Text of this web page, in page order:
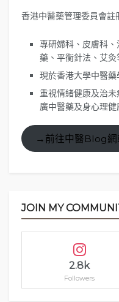
以下內容為影片的文字
1. 住宿
茄雲這次和家人於 銀
住宿，一泊二食（早
（約HKD$1015）。
香港中醫藥管理委員會註
專研婦科、皮膚科
藥、平衡針法、艾灸
現於香港大學中醫藥
重視情緒健康及治
廣中醫藥及身心理健
→前往中醫Blog網
JOIN MY
2.8k
Followers